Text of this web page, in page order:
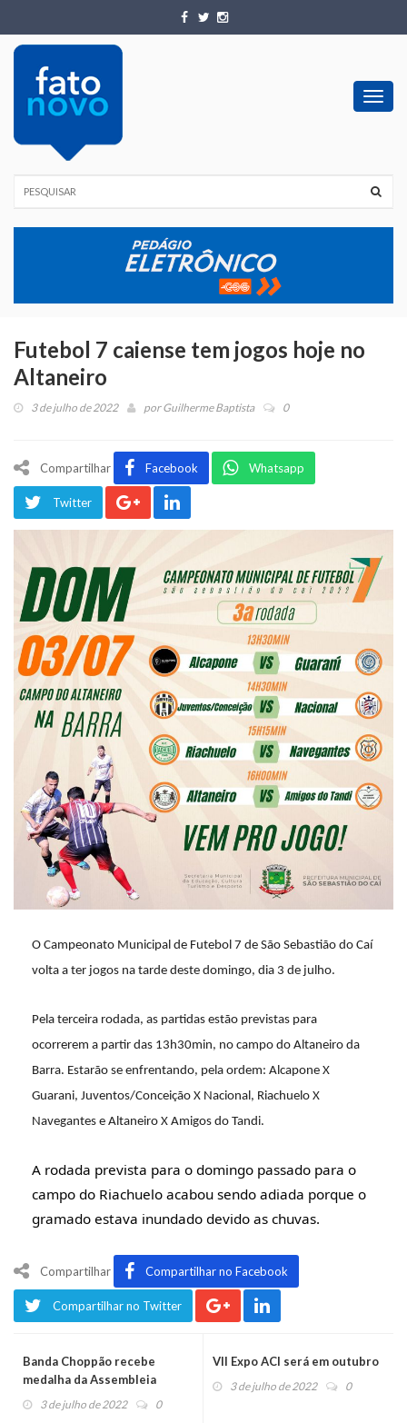
Futebol 7 caiense tem jogos hoje no
Altaneiro
3 de julho de 2022 porGuilherme Baptista 0
Compartilhar Facebook Whatsapp
Twitter
O Campeonato Municipal de Futebol 7 de São Sebastião do Caí
volta a ter jogos na tarde deste domingo, dia 3 de julho.
Pela terceira rodada, as partidas estão previstas para
ocorrerem a partir das 13h30min, no campo do Altaneiro da
Barra. Estarão se enfrentando, pela ordem: Alcapone X
Guarani, Juventos/Conceição X Nacional, Riachuelo X
Navegantes e Altaneiro X Amigos do Tandi.
A rodada prevista para o domingo passado para o
campo do Riachuelo acabou sendo adiada porque o
gramado estava inundado devido as chuvas.
Compartilhar Compartilhar no Facebook
Compartilhar no Twitter
Banda Choppão recebe
medalha da Assembleia
Legislativa
3 de julho de 2022 0
VII Expo ACI será em outubro
3 de julho de 2022 0